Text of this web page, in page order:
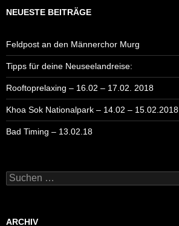
NEUESTE BEITRÄGE
Feldpost an den Männerchor Murg
Tipps für deine Neuseelandreise:
Rooftoprelaxing – 16.02 – 17.02. 2018
Khoa Sok Nationalpark – 14.02 – 15.02.2018
Bad Timing – 13.02.18
Suchen
nach:
ARCHIV